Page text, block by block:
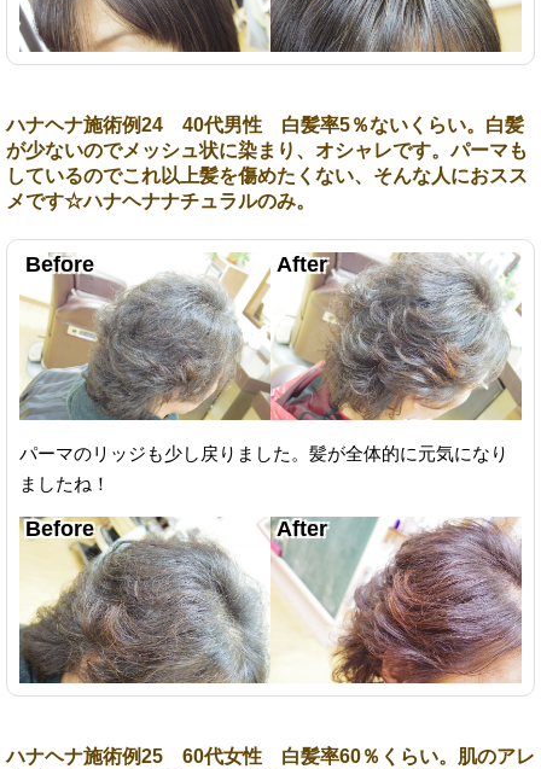
ハナヘナ施術例24 40代男性 白髪率5％ないくらい。白髪
が少ないのでメッシュ状に染まり、オシャレです。パーマも
しているのでこれ以上髪を傷めたくない、そんな人におスス
メです☆ハナヘナナチュラルのみ。
パーマのリッジも少し戻りました。髪が全体的に元気になり
ましたね！
ハナヘナ施術例25 60代女性 白髪率60％くらい。肌のアレ